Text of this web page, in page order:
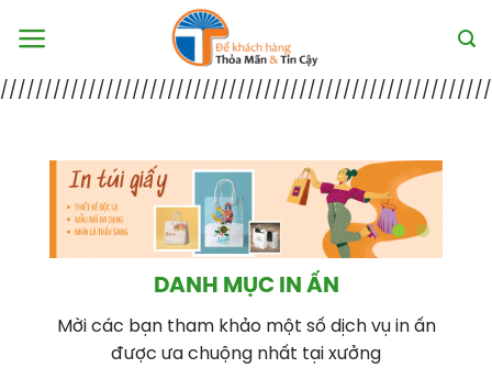
DANH MỤC IN ẤN
Mời các bạn tham khảo một số dịch vụ in ấn
được ưa chuộng nhất tại xưởng